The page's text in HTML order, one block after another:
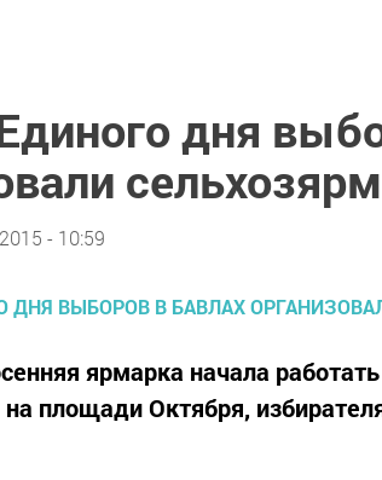
дня
- 10:59
ярмарка начала
площади Октября,